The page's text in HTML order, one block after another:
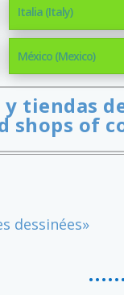
Italia (Italy)
México (Mexico)
tiendas
shops of
dessinées»